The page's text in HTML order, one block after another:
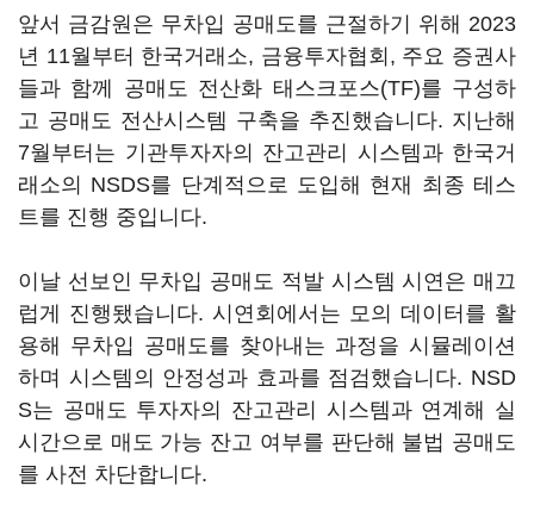
앞서 금감원은 무차입 공매도를 근절하기 위해 2023
년 11월부터 한국거래소, 금융투자협회, 주요 증권사
들과 함께 공매도 전산화 태스크포스(TF)를 구성하
고 공매도 전산시스템 구축을 추진했습니다. 지난해
7월부터는 기관투자자의 잔고관리 시스템과 한국거
래소의 NSDS를 단계적으로 도입해 현재 최종 테스
트를 진행 중입니다.
이날 선보인 무차입 공매도 적발 시스템 시연은 매끄
럽게 진행됐습니다. 시연회에서는 모의 데이터를 활
용해 무차입 공매도를 찾아내는 과정을 시뮬레이션
하며 시스템의 안정성과 효과를 점검했습니다. NSD
S는 공매도 투자자의 잔고관리 시스템과 연계해 실
시간으로 매도 가능 잔고 여부를 판단해 불법 공매도
를 사전 차단합니다.